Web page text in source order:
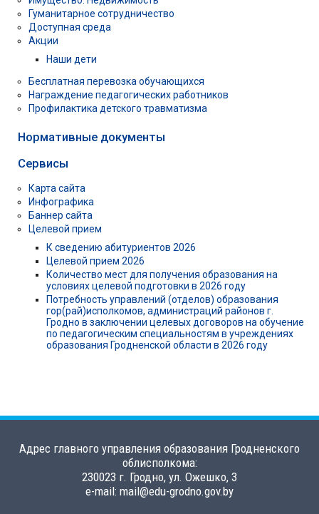
Гуманитарное сотрудничество
Доступная среда
Акции
Наши дети
Бесплатная перевозка обучающихся
Награждение педагогических работников
Профилактика детского травматизма
Нормативные документы
Сервисы
Карта сайта
Инфографика
Баннер сайта
Целевой прием
К сведению абитуриентов 2026
Целевой прием 2026
Количество мест для получения образования на
условиях целевой подготовки в 2026 году
Потребность управлений (отделов) образования
гор(рай)исполкомов, администраций районов г.
Гродно в заключении целевых договоров на обучение
по педагогическим специальностям в учреждениях
образования Гродненской области в 2026 году
Адрес главного управления образования Гродненского
облисполкома:
230023 г. Гродно, ул. Ожешко, 3
e-mail: mail@edu-grodno.gov.by